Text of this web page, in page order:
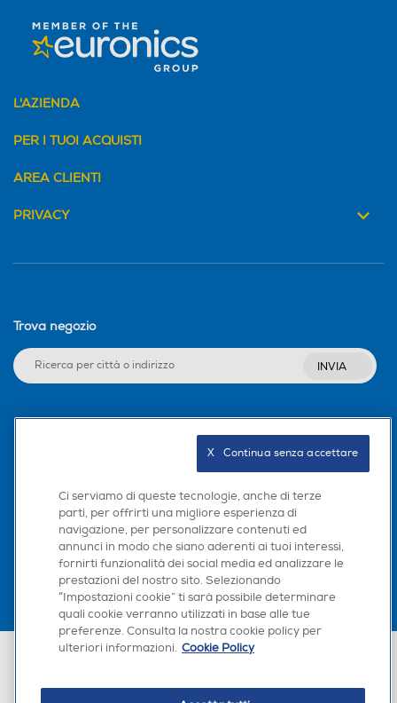
L'AZIENDA
PER I TUOI ACQUISTI
AREA CLIENTI
PRIVACY
Trova negozio
INVIA
Scarica la nostra app
Euronics Italia SpA. Sede legale Via Montefeltro, 6/a 20156 Milano
Ci serviamo di queste tecnologie, anche di terze
parti, per offrirti una migliore esperienza di
navigazione, per personalizzare contenuti ed
annunci in modo che siano aderenti ai tuoi interessi,
fornirti funzionalità dei social media ed analizzare le
prestazioni del nostro sito. Selezionando
“Impostazioni cookie” ti sarà possibile determinare
quali cookie verranno utilizzati in base alle tue
preferenze. Consulta la nostra cookie policy per
ulteriori informazioni. Cookie Policy
X   Continua senza accettare